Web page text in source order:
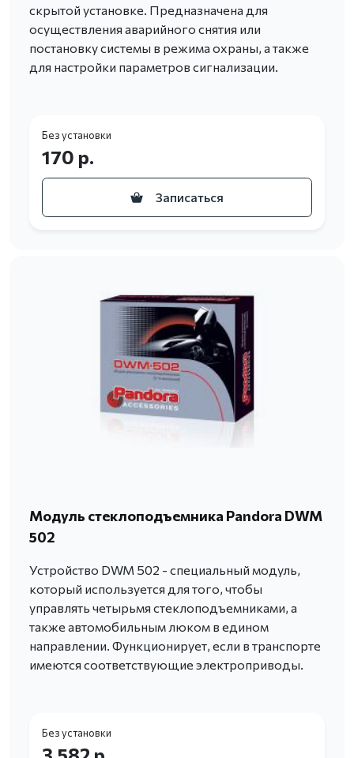
скрытой установке. Предназначена для
осуществления аварийного снятия или
постановку системы в режима охраны, а также
для настройки параметров сигнализации.
Без установки
170 р.
Записаться
Модуль стеклоподъемника Pandora DWM
502
Устройство DWM 502 - специальный модуль,
который используется для того, чтобы
управлять четырьмя стеклоподъемниками, а
также автомобильным люком в едином
направлении. Функционирует, если в транспорте
имеются соответствующие электроприводы.
Без установки